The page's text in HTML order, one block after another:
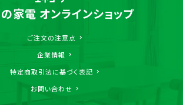
家電 オンラインショップ
ご注文の注意点
企業情報
特定商取引法に基づく表記
お問い合わせ